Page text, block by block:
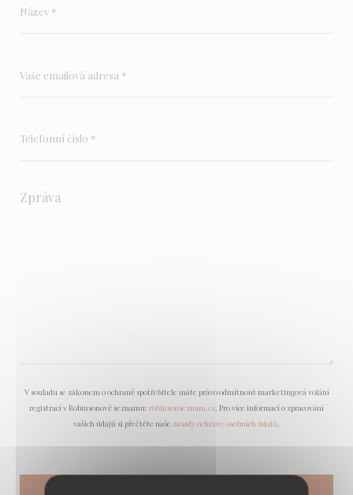
V souladu se zákonem o ochraně spotřebitele máte právo odmítnout marketingová volání
registrací v Robinsonově seznamu: robinsonseznam.cz . Pro více informací o zpracování
vašich údajů si přečtěte naše zásady ochrany osobních údajů